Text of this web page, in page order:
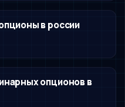
в россии
опционов в